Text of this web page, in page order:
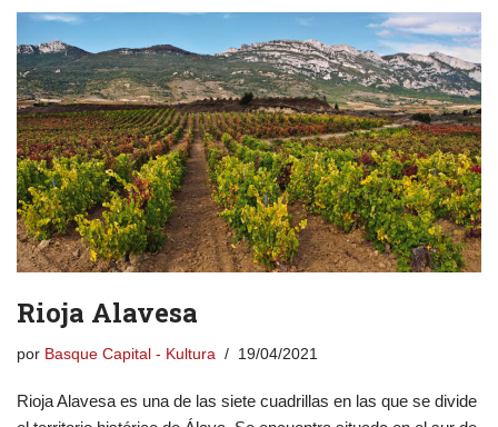
Rioja Alavesa
por Basque Capital - Kultura 19/04/2021
Rioja Alavesa es una de las siete cuadrillas en las que se divide